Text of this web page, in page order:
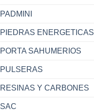
PADMINI
PIEDRAS ENERGETICAS
PORTA SAHUMERIOS
PULSERAS
RESINAS Y CARBONES
SAC